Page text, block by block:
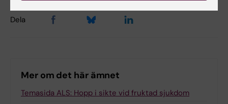
Dela
Mer om det här ämnet
Temasida ALS: Hopp i sikte vid fruktad sjukdom